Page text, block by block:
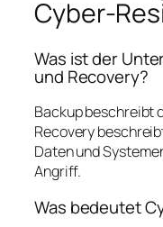
Cyber-
Was ist der
und Recovery?
Backup beschreibt
Recovery
Daten und
Angriff.
Was bedeutet